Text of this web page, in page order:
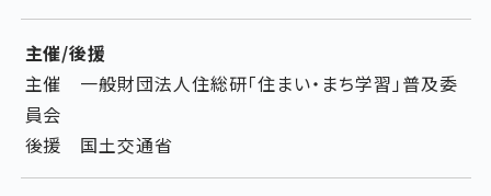
主催/後援
主催 一般財団法人住総研「住まい・まち学習」普及委
員会
後援 国土交通省